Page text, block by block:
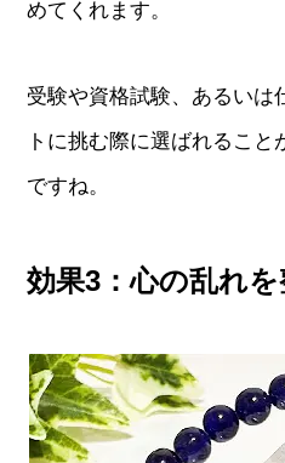
めてくれます。
受験や資格試験、あるいは
トに挑む際に選ばれるこ
ですね。
効果3：心の乱れ